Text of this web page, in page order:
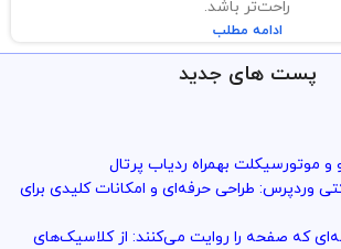
راحت‌تر باشد.
ادامه مطلب
پست های جدید
موتورسیکلت بهمراه ردیاب پرتال
وردپرس: طراحی حرفه‌ای و امکانات کلیدی برای
که صفحه را روایت می‌کنند: از کلاسیک‌های